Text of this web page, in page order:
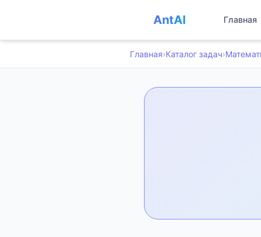
AntAI Главная
Главная›Каталог задач›